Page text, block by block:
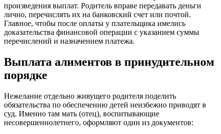
произведения выплат. Родитель вправе передавать деньги
лично, перечислять их на банковский счет или почтой.
Главное, чтобы после оплаты у плательщика имелись
доказательства финансовой операции с указанием суммы
перечислений и назначением платежа.
Выплата алиментов в принудительном
порядке
Нежелание отдельно живущего родителя поделить
обязательства по обеспечению детей неизбежно приводят в
суд. Именно там мать (отец), воспитывающие
несовершеннолетнего, оформляют один из документов: